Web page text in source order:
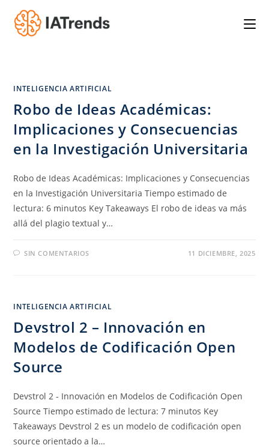
Saltar
contenido
INTELIGENCIA ARTIFICIAL
Robo de Ideas Académicas:
Implicaciones y Consecuencias
en la Investigación Universitaria
Robo de Ideas Académicas: Implicaciones y Consecuencias
en la Investigación Universitaria Tiempo estimado de
lectura: 6 minutos Key Takeaways El robo de ideas va más
allá del plagio textual y…
SIN COMENTARIOS 11 DICIEMBRE, 2025
INTELIGENCIA ARTIFICIAL
Devstrol 2 – Innovación en
Modelos de Codificación Open
Source
Devstrol 2 - Innovación en Modelos de Codificación Open
Source Tiempo estimado de lectura: 7 minutos Key
Takeaways Devstrol 2 es un modelo de codificación open
source orientado a la…